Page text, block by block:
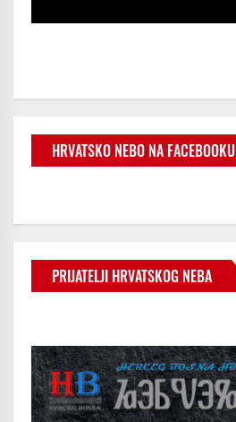
HRVATSKO NEBO NA FACEBOOKU
PRIJATELJI HRVATSKOG NEBA